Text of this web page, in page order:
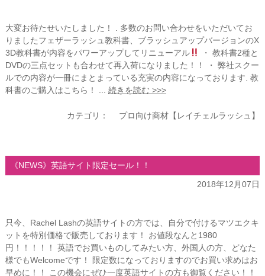
大変お待たせいたしました！ . 多数のお問い合わせをいただいてお
りましたフェザーラッシュ教科書、ブラッシュアップバージョンのX
3D教科書が内容をパワーアップしてリニューアル
・ 教科書2種と
DVDの三点セットも合わせて再入荷になりました！！ ・ 弊社スクー
ルでの内容が一冊にまとまっている充実の内容になっております. 教
科書のご購入はこちら！ ... 続きを読む >>>
カテゴリ： プロ向け商材【レイチェルラッシュ】
《NEWS》英語サイト限定セール！！
2018年12月07日
只今、Rachel Lashの英語サイトの方では、自分で付けるマツエクキ
ットを特別価格で販売しております！ お値段なんと1980
円！！！！！ 英語でお買いものしてみたい方、外国人の方、どなた
様でもWelcomeです！ 限定数になっておりますのでお買い求めはお
早めに！！ この機会にぜひ一度英語サイトの方も御覧ください！！